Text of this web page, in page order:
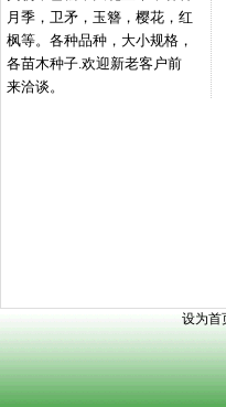
月季，卫矛，玉簪，樱花，红
枫等。各种品种，大小规格，
各苗木种子.欢迎新老客户前
来洽谈。
设为首